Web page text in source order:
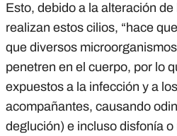
Esto, debido a la alteración
realizan estos cilios, “hace
que diversos
penetren en el cuerpo, por lo
expuestos a la infección y a
acompañantes, causando
deglución) e incluso disfonía o